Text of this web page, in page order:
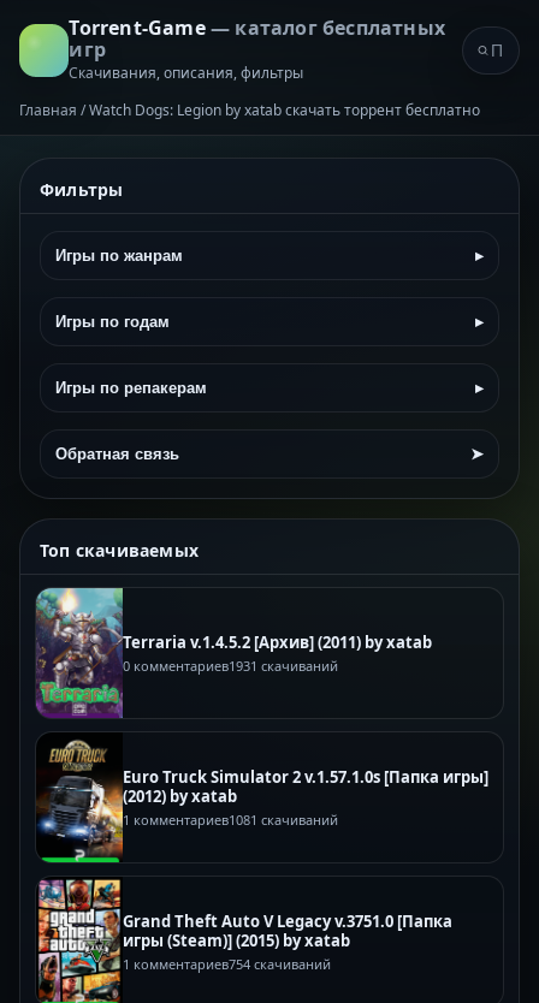
Torrent-Game— каталог бесплатных
игр
Скачивания, описания, фильтры
Главная /Watch Dogs: Legion by xatab скачать торрент бесплатно
Фильтры
Игры по жанрам ▸
Игры по годам ▸
Игры по репакерам ▸
Обратная связь ➤
Топ скачиваемых
Terraria v.1.4.5.2 [Архив] (2011) by xatab
0 комментариев1931 скачиваний
Euro Truck Simulator 2 v.1.57.1.0s [Папка игры]
(2012) by xatab
1 комментариев1081 скачиваний
Grand Theft Auto V Legacy v.3751.0 [Папка
игры (Steam)] (2015) by xatab
1 комментариев754 скачиваний